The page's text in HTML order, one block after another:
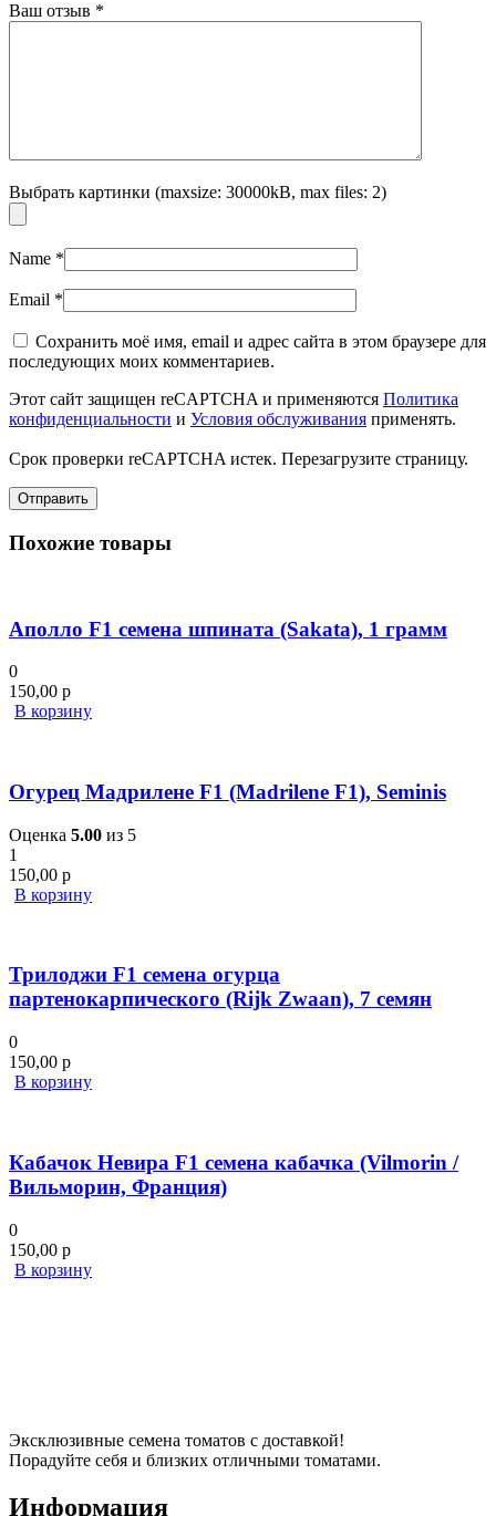
Ваш отзыв *
Выбрать картинки (maxsize: 30000kB, max files: 2)
Name *
Email *
Сохранить моё имя, email и адрес сайта в этом браузере для
последующих моих комментариев.
Этот сайт защищен reCAPTCHA и применяются Политика
конфиденциальности и Условия обслуживания применять.
Срок проверки reCAPTCHA истек. Перезагрузите страницу.
Похожие товары
Аполло F1 семена шпината (Sakata), 1 грамм
0
150,00 р
В корзину
Огурец Мадрилене F1 (Madrilene F1), Seminis
Оценка 5.00 из 5
1
150,00 р
В корзину
Трилоджи F1 семена огурца
партенокарпического (Rijk Zwaan), 7 семян
0
150,00 р
В корзину
Кабачок Невира F1 семена кабачка (Vilmorin /
Вильморин, Франция)
0
150,00 р
В корзину
Эксклюзивные семена томатов с доставкой!
Порадуйте себя и близких отличными томатами.
Информация